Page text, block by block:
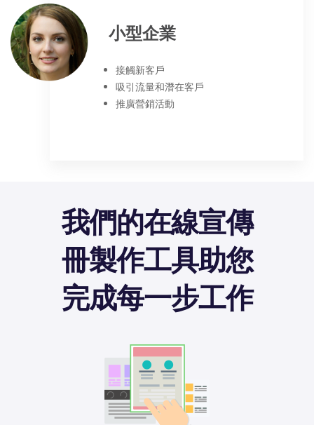
小型企業
接觸新客戶
吸引流量和潛在客戶
推廣營銷活動
我們的在線宣傳
冊製作工具助您
完成每一步工作